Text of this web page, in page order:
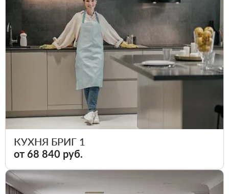
КУХНЯ БРИГ 1
от 68 840 руб.